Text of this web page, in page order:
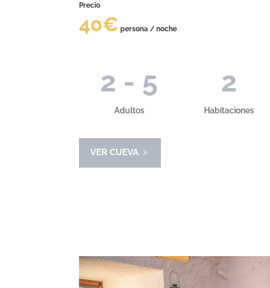
Precio
40€ persona / noche
2 - 5
Adultos
2
Habitaciones
VER CUEVA